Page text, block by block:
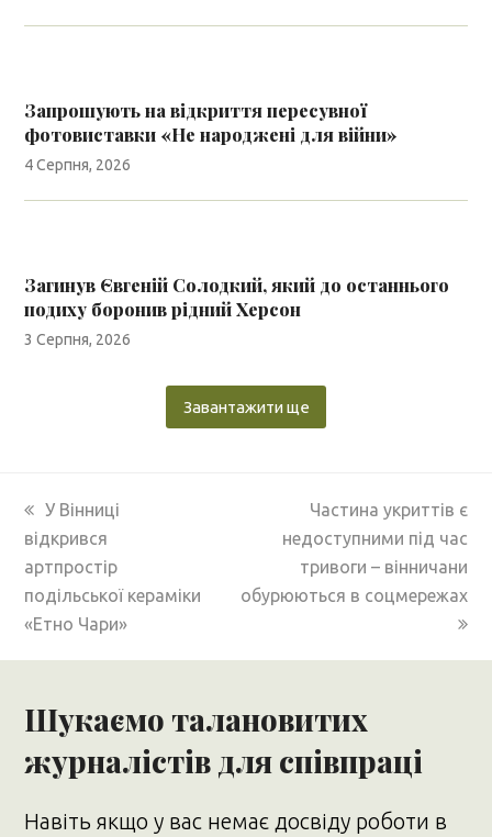
Запрошують на відкриття пересувної
фотовиставки «Не народжені для війни»
4 Серпня, 2026
Загинув Євгеній Солодкий, який до останнього
подиху боронив рідний Херсон
3 Серпня, 2026
Завантажити ще
previous
post:
У Вінниці
відкрився
артпростір
подільської кераміки
«Етно Чари»
next
post:
Частина укриттів є
недоступними під час
тривоги – вінничани
обурюються в соцмережах
Шукаємо талановитих
журналістів для співпраці
Навіть якщо у вас немає досвіду роботи в